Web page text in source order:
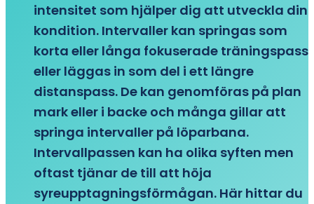
intensitet som hjälper dig att utveckla din
kondition. Intervaller kan springas som
korta eller långa fokuserade träningspass
eller läggas in som del i ett längre
distanspass. De kan genomföras på plan
mark eller i backe och många gillar att
springa intervaller på löparbana.
Intervallpassen kan ha olika syften men
oftast tjänar de till att höja
syreupptagningsförmågan. Här hittar du